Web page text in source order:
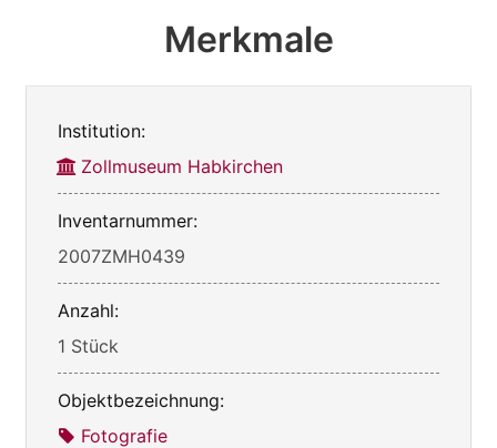
Merkmale
Institution:
Zollmuseum Habkirchen
Inventarnummer:
2007ZMH0439
Anzahl:
1 Stück
Objektbezeichnung:
Fotografie